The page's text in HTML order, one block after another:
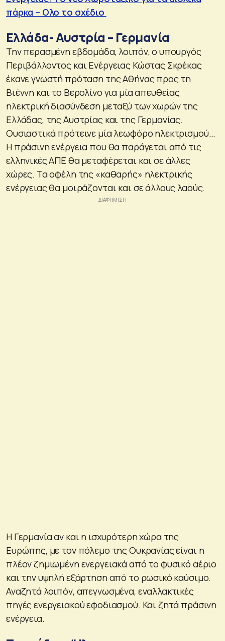
πάρκα – Ολο το σχέδιο
Ελλάδα- Αυστρία – Γερμανία
Την περασμένη εβδομάδα, λοιπόν, ο υπουργός
Περιβάλλοντος και Ενέργειας Κώστας Σκρέκας
έκανε γνωστή πρόταση της Αθήνας προς τη
Βιέννη και το Βερολίνο για μία απευθείας
ηλεκτρική διασύνδεση μεταξύ των χωρών της
Ελλάδας, της Αυστρίας και της Γερμανίας.
Ουσιαστικά πρότεινε μία λεωφόρο ηλεκτρισμού…
Η πράσινη ενέργεια που θα παράγεται από τις
ελληνικές ΑΠΕ θα μεταφέρεται και σε άλλες
χώρες. Τα οφέλη της «καθαρής» ηλεκτρικής
ενέργειας θα μοιράζονται και σε άλλους λαούς.
Η Γερμανία αν και η ισχυρότερη χώρα της
Ευρώπης, με τον πόλεμο της Ουκρανίας είναι η
πλέον ζημιωμένη ενεργειακά από το φυσικό αέριο
και την υψηλή εξάρτηση από το ρωσικό καύσιμο.
Αναζητά λοιπόν, απεγνωσμένα, εναλλακτικές
πηγές ενεργειακού εφοδιασμού. Και ζητά πράσινη
ενέργεια.